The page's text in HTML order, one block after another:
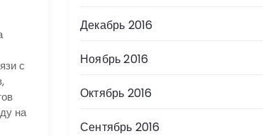
с
на
Декабрь 2016
Ноябрь 2016
Октябрь 2016
Сентябрь 2016